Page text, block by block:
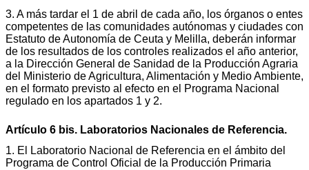
3. A más tardar el 1 de abril de cada año, los órganos o entes
competentes de las comunidades autónomas y ciudades con
Estatuto de Autonomía de Ceuta y Melilla, deberán informar
de los resultados de los controles realizados el año anterior,
a la Dirección General de Sanidad de la Producción Agraria
del Ministerio de Agricultura, Alimentación y Medio Ambiente,
en el formato previsto al efecto en el Programa Nacional
regulado en los apartados 1 y 2.
Artículo 6 bis. Laboratorios Nacionales de Referencia.
1. El Laboratorio Nacional de Referencia en el ámbito del
Programa de Control Oficial de la Producción Primaria